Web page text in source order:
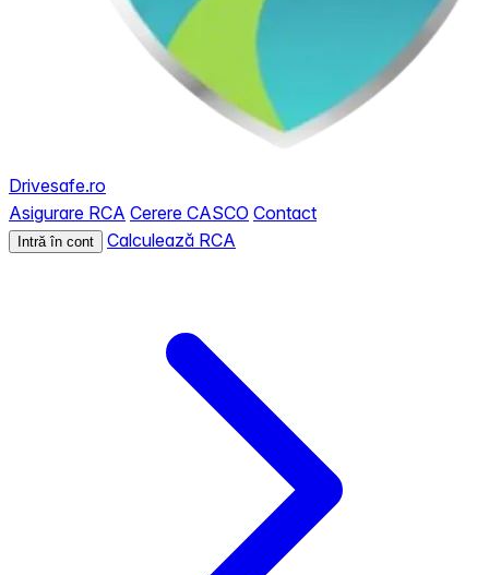
Drivesafe.ro
Asigurare RCA Cerere CASCO Contact
Intră în cont Calculează RCA